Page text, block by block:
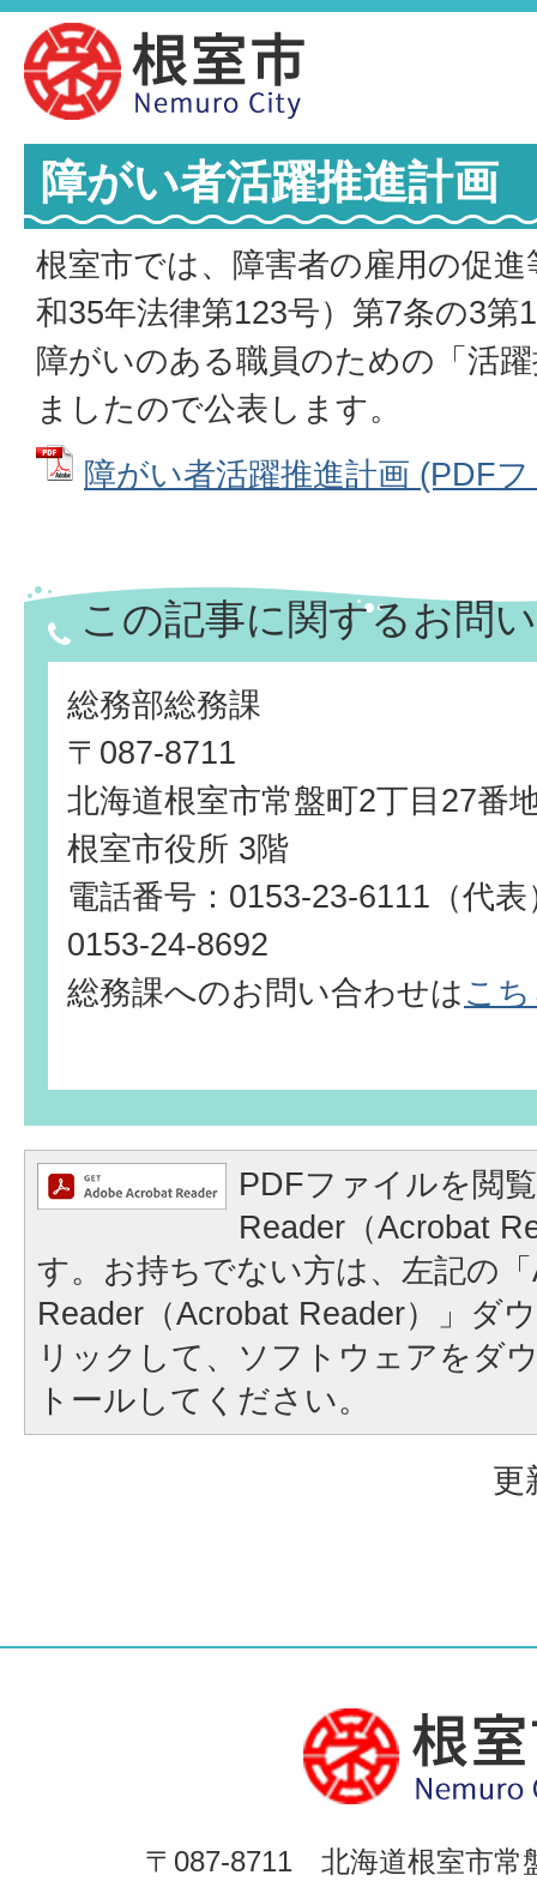
障がい者活躍推進計画
根室市では、障害者の雇用の促
和35年法律第123号）第7条の3第
障がいのある職員のための「活
ましたので公表します。
障がい者活躍推進計画 (PDF
この記事に関するお問
総務部総務課
〒087-8711
北海道根室市常盤町2丁目27番
根室市役所 3階
電話番号：0153-23-6111（代
0153-24-8692
総務課へのお問い合わせはこ
PDFファイルを閲
Reader（Acrobat
す。お持ちでない方は、左記の
Reader（Acrobat Reader）」ダ
リックして、ソフトウェアをダ
トールしてください。
更
〒087-8711 北海道根室市常